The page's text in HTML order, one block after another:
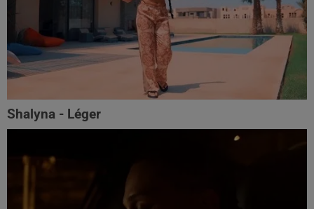
Shalyna - Léger